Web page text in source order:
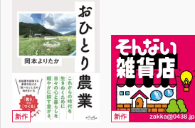
（18分47秒）
6.『すらいむで耳洗浄・耳ツボ押し
（12分30秒）
7.『げーむで対戦じゃ（ゲームコ
（05分09秒）
8.『昔話、紅茶を飲みながら（雨音
まぜ、注ぐ音）』（17分26秒）
新作 新作